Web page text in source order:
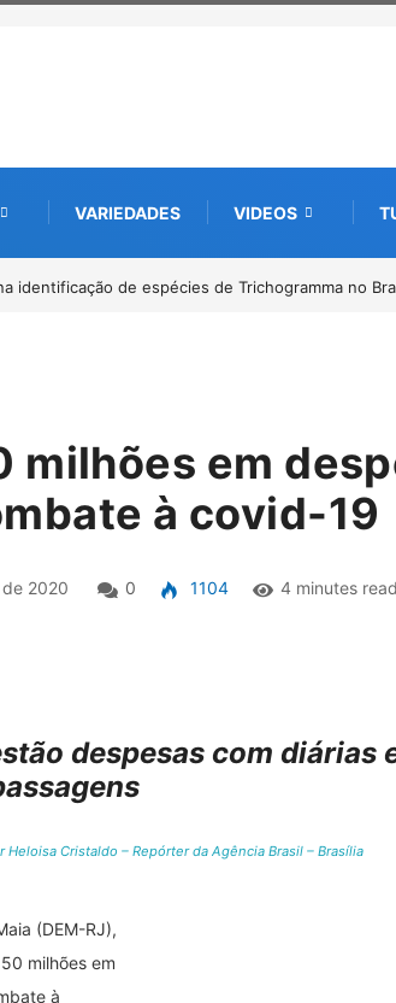
VARIEDADES VIDEOS
digital de 10 mil mudas usadas na recuperação
milhões em
à covid-19
2020 0 1104 4 minutes read
despesas com diárias
Cristaldo – Repórter da Agência Brasil – Brasília
(DEM-RJ),
milhões em
à